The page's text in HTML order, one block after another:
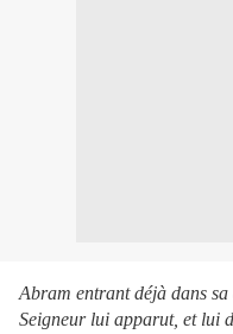
Abram entrant déjà dans
Seigneur lui apparut, et lui